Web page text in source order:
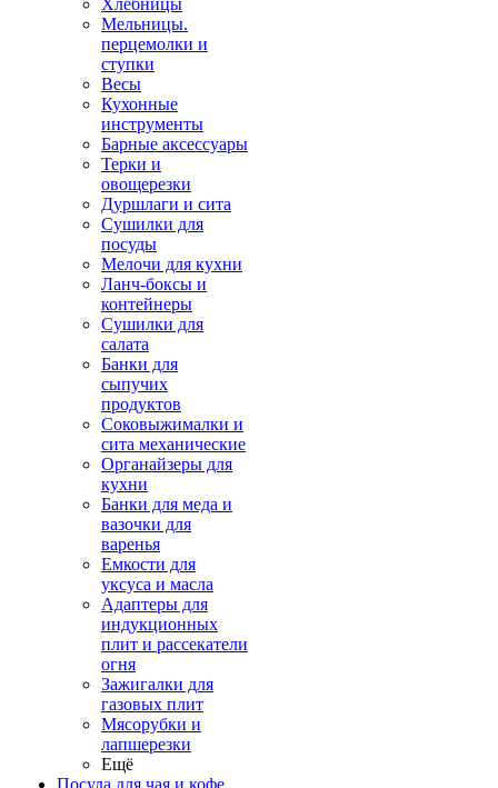
Хлебницы
Мельницы.
перцемолки и
ступки
Весы
Кухонные
инструменты
Барные аксессуары
Терки и
овощерезки
Дуршлаги и сита
Сушилки для
посуды
Мелочи для кухни
Ланч-боксы и
контейнеры
Сушилки для
салата
Банки для
сыпучих
продуктов
Соковыжималки и
сита механические
Органайзеры для
кухни
Банки для меда и
вазочки для
варенья
Емкости для
уксуса и масла
Адаптеры для
индукционных
плит и рассекатели
огня
Зажигалки для
газовых плит
Мясорубки и
лапшерезки
Ещё
Посуда для чая и кофе